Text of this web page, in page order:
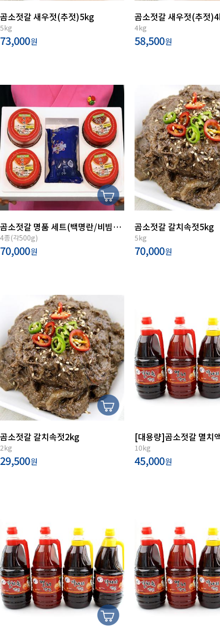
곰소젓갈 새우젓(추젓)5kg
5kg
73,000원
곰소젓갈 새우젓(추젓
4kg
58,500원
곰소젓갈 명품 세트(백명란/비빔낙지/창난/순태젓)
4종(각500g)
70,000원
곰소젓갈 갈치속젓5kg
5kg
70,000원
곰소젓갈 갈치속젓2kg
2kg
29,500원
[대용량]곰소젓갈 멸치
10kg
45,000원